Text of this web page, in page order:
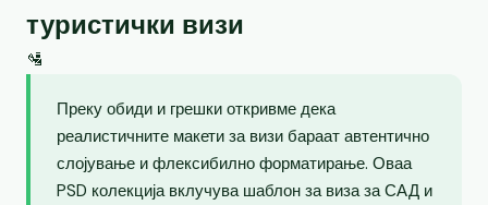
туристички визи
🛂
Преку обиди и грешки откривме дека
реалистичните макети за визи бараат автентично
слојување и флексибилно форматирање. Оваа
PSD колекција вклучува шаблон за виза за САД и